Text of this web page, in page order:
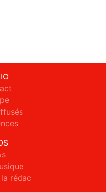
rédac